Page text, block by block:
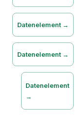
Datenelement →
Datenelement →
Datenelement
→